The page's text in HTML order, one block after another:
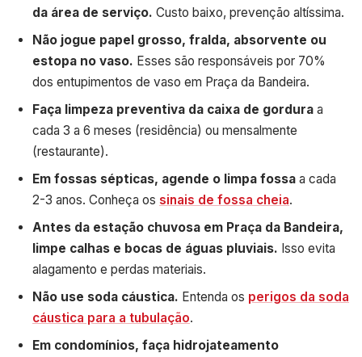
da área de serviço. Custo baixo, prevenção altíssima.
Não jogue papel grosso, fralda, absorvente ou
estopa no vaso. Esses são responsáveis por 70%
dos entupimentos de vaso em Praça da Bandeira.
Faça limpeza preventiva da caixa de gordura a
cada 3 a 6 meses (residência) ou mensalmente
(restaurante).
Em fossas sépticas, agende o limpa fossa a cada
2-3 anos. Conheça os sinais de fossa cheia.
Antes da estação chuvosa em Praça da Bandeira,
limpe calhas e bocas de águas pluviais. Isso evita
alagamento e perdas materiais.
Não use soda cáustica. Entenda os perigos da soda
cáustica para a tubulação.
Em condomínios, faça hidrojateamento